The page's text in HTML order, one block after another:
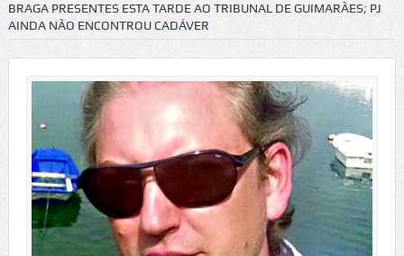
BRAGA PRESENTES ESTA TARDE AO TRIBUNAL DE GUIMARÃES; PJ
AINDA NÃO ENCONTROU CADÁVER